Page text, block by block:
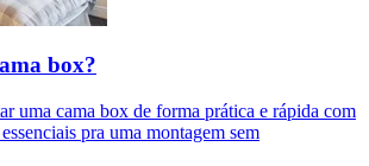
box?
uma cama box de forma prática e rápida com
pra uma montagem sem